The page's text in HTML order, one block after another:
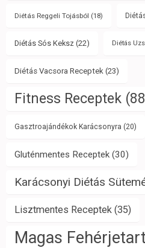
Diétás Reggeli Tojásból (18)
Diétás Sós Keksz (22) Diétás
Diétás Vacsora Receptek (23)
Fitness Receptek
Gasztroajándékok Karácsonyra (20)
Gluténmentes Receptek (30)
Karácsonyi Diétás
Lisztmentes Receptek (35)
Magas